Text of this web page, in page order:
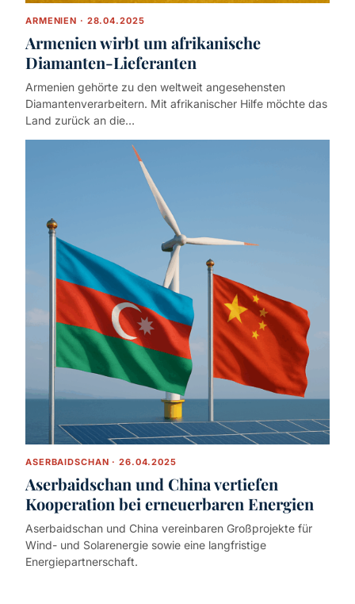
ARMENIEN · 28.04.2025
Armenien wirbt um afrikanische
Diamanten-Lieferanten
Armenien gehörte zu den weltweit angesehensten
Diamantenverarbeitern. Mit afrikanischer Hilfe möchte das
Land zurück an die…
ASERBAIDSCHAN · 26.04.2025
Aserbaidschan und China vertiefen
Kooperation bei erneuerbaren Energien
Aserbaidschan und China vereinbaren Großprojekte für
Wind- und Solarenergie sowie eine langfristige
Energiepartnerschaft.